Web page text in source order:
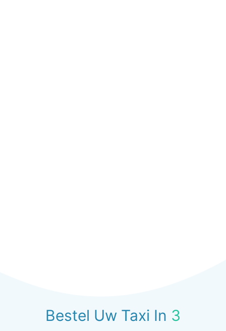
Bestel Uw Taxi In 3